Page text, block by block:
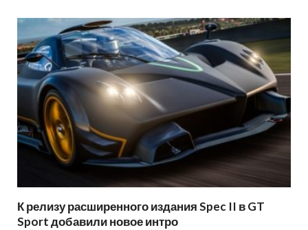
К релизу расширенного издания Spec II в GT
Sport добавили новое интро